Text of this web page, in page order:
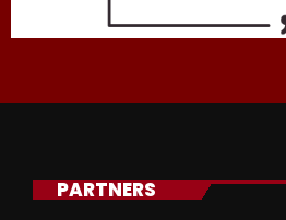
PARTNERS